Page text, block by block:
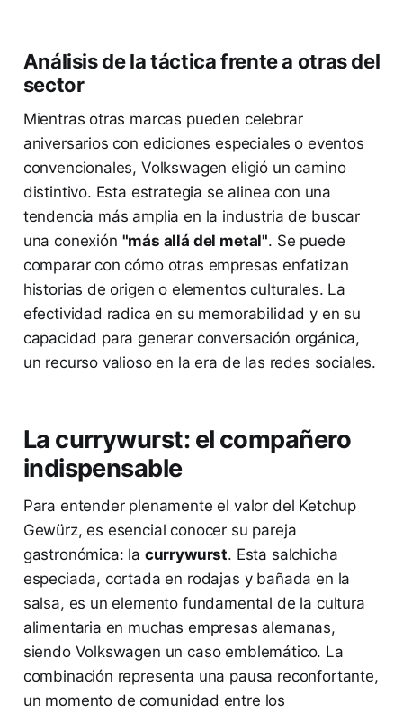
Análisis de la táctica frente a otras del
sector
Mientras otras marcas pueden celebrar
aniversarios con ediciones especiales o eventos
convencionales, Volkswagen eligió un camino
distintivo. Esta estrategia se alinea con una
tendencia más amplia en la industria de buscar
una conexión "más allá del metal". Se puede
comparar con cómo otras empresas enfatizan
historias de origen o elementos culturales. La
efectividad radica en su memorabilidad y en su
capacidad para generar conversación orgánica,
un recurso valioso en la era de las redes sociales.
La currywurst: el compañero
indispensable
Para entender plenamente el valor del Ketchup
Gewürz, es esencial conocer su pareja
gastronómica: la currywurst. Esta salchicha
especiada, cortada en rodajas y bañada en la
salsa, es un elemento fundamental de la cultura
alimentaria en muchas empresas alemanas,
siendo Volkswagen un caso emblemático. La
combinación representa una pausa reconfortante,
un momento de comunidad entre los